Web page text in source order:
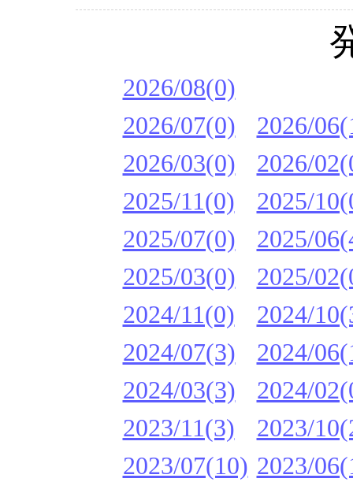
2026/08(0)
2026/07(0)
2026/
2026/03(0)
2026/
2025/11(0)
2025/
2025/07(0)
2025/
2025/03(0)
2025/
2024/11(0)
2024/
2024/07(3)
2024/
2024/03(3)
2024/
2023/11(3)
2023/
2023/07(10) 2023/